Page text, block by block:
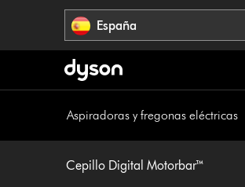
España
Aspiradoras y fregonas eléctricas
Cepillo Digital Motorbar™